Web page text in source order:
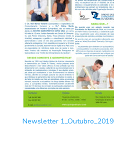
Newsletter 1_Outubro_2019